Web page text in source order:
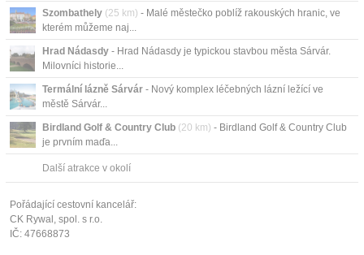
Szombathely (25 km) - Malé městečko poblíž rakouských hranic, ve
kterém můžeme naj...
Hrad Nádasdy - Hrad Nádasdy je typickou stavbou města Sárvár.
Milovníci historie...
Termální lázně Sárvár - Nový komplex léčebných lázní ležící ve
městě Sárvár...
Birdland Golf & Country Club (20 km) - Birdland Golf & Country Club
je prvním maďa...
Další atrakce v okolí
Pořádající cestovní kancelář:
CK Rywal, spol. s r.o.
IČ: 47668873